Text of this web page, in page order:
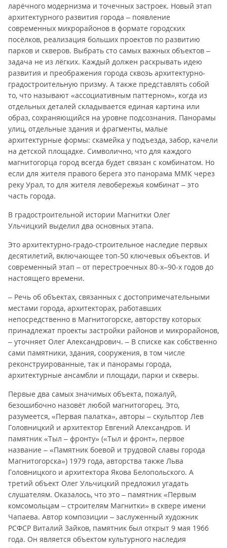
ларёчного модернизма и точечных застроек. Новый этап
архитектурного развития города – появление
современных микрорайонов в формате городских
посёлков, реализация больших проектов по развитию
парков и скверов. Выбрать сто самых важных объектов –
задача не из лёгких. Каждый должен раскрывать идею
развития и преображения города сквозь архитектурно-
градостроительную призму. А также представлять собой
то, что называют «ассоциативным паттерном», когда из
отдельных деталей складывается единая картина или
образ, сохраняющийся на уровне подсознания. Панорамы
улиц, отдельные здания и фрагменты, малые
архитектурные формы: скамейка у подъезда, забор, качели
на детской площадке. Символично, что для каждого
магнитогорца город всегда будет связан с комбинатом. Но
если для жителя правого берега это панорама ММК через
реку Урал, то для жителя левобережья комбинат – это
часть города.
В градостроительной истории Магнитки Олег
Ульчицкий выделил два основных этапа.
Это архитектурно-градо-строительное наследие первых
десятилетий, включающее топ-50 ключевых объектов. И
современный этап – от перестроечных 80-х–90-х годов до
настоящего времени.
– Речь об объектах, связанных с достопримечательными
местами города, архитекторах, работавших
непосредственно в Магнитогорске, авторству которых
принадлежат проекты застройки районов и микрорайонов,
– уточняет Олег Александрович. – В списке как собственно
сами памятники, здания, сооружения, в том числе
реконструированные, так и панорамы города,
архитектурные ансамбли и площади, парки и скверы.
Первые два самых значимых объекта, пожалуй,
безошибочно назовёт любой магнитогорец. Это,
разумеется, «Первая палатка», авторы – скульптор Лев
Головницкий и архитектор Евгений Александров. И
памятник «Тыл – фронту» («Тыл и фронт», первое
название – «Памятник боевой и трудовой славы города
Магнитогорска») 1979 года, авторства также Льва
Головницкого и архитектора Якова Белопольского. А
третий объект Олег Ульчицкий предложил угадать
слушателям. Оказалось, что это – памятник «Первым
комсомольцам – строителям Магнитки» в сквере имени
Чапаева. Автор композиции – заслуженный художник
РСФСР Виталий Зайков, памятник был открыт 9 мая 1966
года. Он является объектом культурного наследия